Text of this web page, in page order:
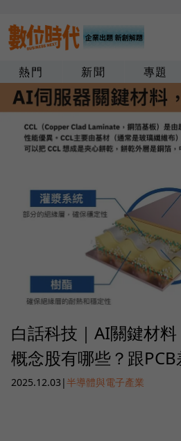
熱門 新聞 專題
白話科技｜AI關鍵材料
概念股有哪些？跟PCB
2025.12.03 |半導體與電子產業